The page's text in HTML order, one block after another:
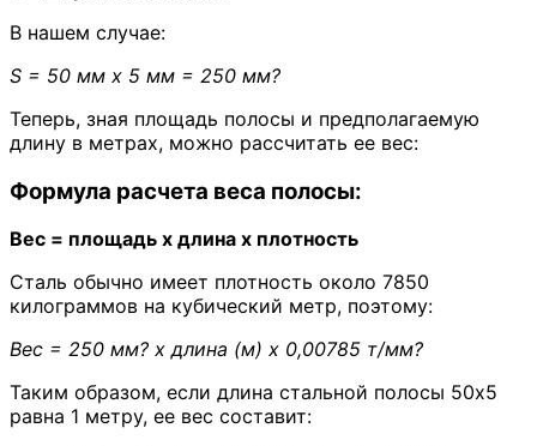
В нашем случае:
S = 50 мм х 5 мм = 250 мм?
Теперь, зная площадь полосы и предполагаемую
длину в метрах, можно рассчитать ее вес:
Формула расчета веса полосы:
Вес = площадь х длина х плотность
Сталь обычно имеет плотность около 7850
килограммов на кубический метр, поэтому:
Вес = 250 мм? х длина (м) х 0,00785 т/мм?
Таким образом, если длина стальной полосы 50х5
равна 1 метру, ее вес составит: